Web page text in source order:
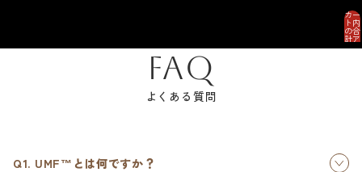
カー
ト内
の合
計ア
イテ
FAQ
よくある質問
Q1. UMF™とは何ですか？